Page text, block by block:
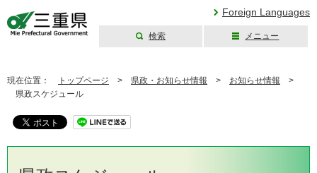
Foreign Languages
検索 メニュー
現在位置： トップページ > 県政・お知らせ情報 > お知らせ情報 >
県政スケジュール